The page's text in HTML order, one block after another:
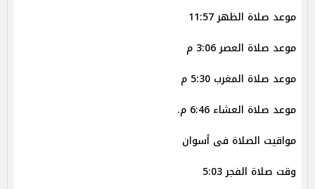
موعد صلاة الظهر 11:57
موعد صلاة العصر 3:06 م
موعد صلاة المغرب 5:30 م
موعد صلاة العشاء 6:46 م.
مواقيت الصلاة فى أسوان
وقت صلاة الفجر 5:03